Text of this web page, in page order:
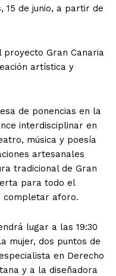
15 de junio, a partir de
proyecto Gran Canaria
artística y
de ponencias en la
interdisciplinar en
música y poesía
artesanales
tradicional de Gran
para todo el
completar aforo.
lugar a las 19:30
mujer, dos puntos de
en Derecho
y a la diseñadora